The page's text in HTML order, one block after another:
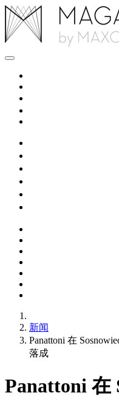
新闻
Panattoni 在
落成
Panattoni 在